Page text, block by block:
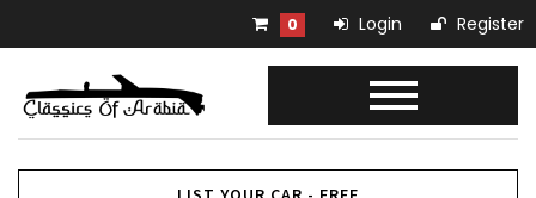
0 Login Register